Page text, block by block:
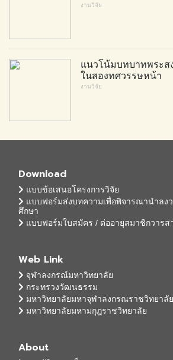
งานวิจัย
แนวโน้มบทบาทพระส
ในสองทศวรรษหน้า
งานวิจัย
Download
แบบข้อเสนอโครงการวิจัย
แบบฟอร์มส่งบทความเพื่อพิจารณานำลง
ศึกษา
แบบฟอร์มใบสมัคร / ต่ออายุสมาชิกวาร
Web Link
จุฬาลงกรณ์มหาวิทยาลัย
กระทรวงวัฒนธรรม
มหาวิทยาลัยมหาจุฬาลงกรณราชวิทยาลัย
มหาวิทยาลัยมหามกุฎราชวิทยาลัย
About